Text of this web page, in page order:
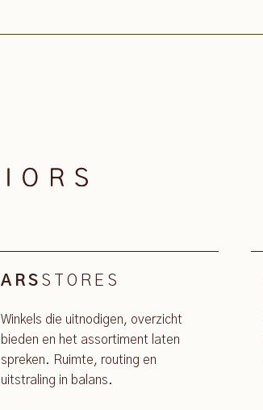
ARS STORES
Winkels die uitnodigen, overzicht
bieden en het assortiment laten
spreken. Ruimte, routing en
uitstraling in balans.